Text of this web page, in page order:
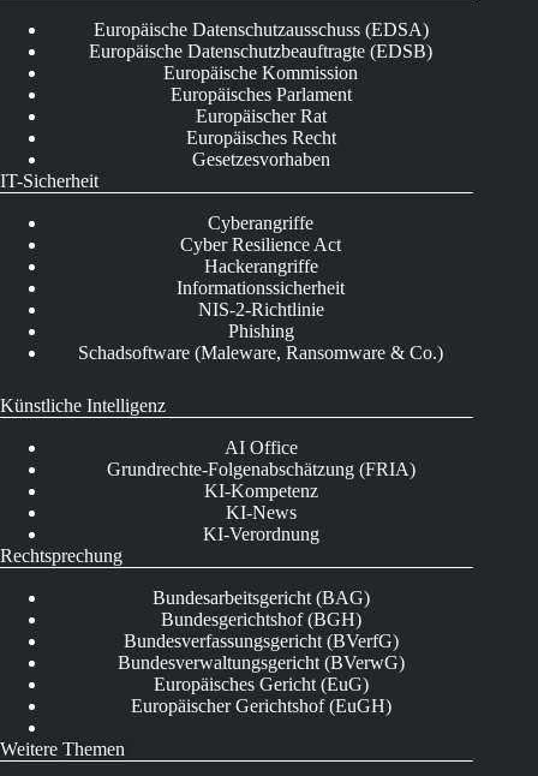
Europäische Datenschutzausschuss (EDSA)
Europäische Datenschutzbeauftragte (EDSB)
Europäische Kommission
Europäisches Parlament
Europäischer Rat
Europäisches Recht
Gesetzesvorhaben
IT-Sicherheit
Cyberangriffe
Cyber Resilience Act
Hackerangriffe
Informationssicherheit
NIS-2-Richtlinie
Phishing
Schadsoftware (Maleware, Ransomware & Co.)
Künstliche Intelligenz
AI Office
Grundrechte-Folgenabschätzung (FRIA)
KI-Kompetenz
KI-News
KI-Verordnung
Rechtsprechung
Bundesarbeitsgericht (BAG)
Bundesgerichtshof (BGH)
Bundesverfassungsgericht (BVerfG)
Bundesverwaltungsgericht (BVerwG)
Europäisches Gericht (EuG)
Europäischer Gerichtshof (EuGH)
Weitere Themen